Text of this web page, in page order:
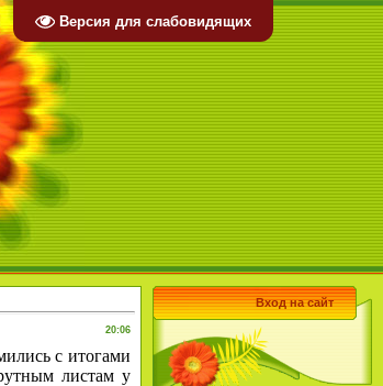
Версия для слабовидящих
20:06
с итогами
листам у
Вход на сайт